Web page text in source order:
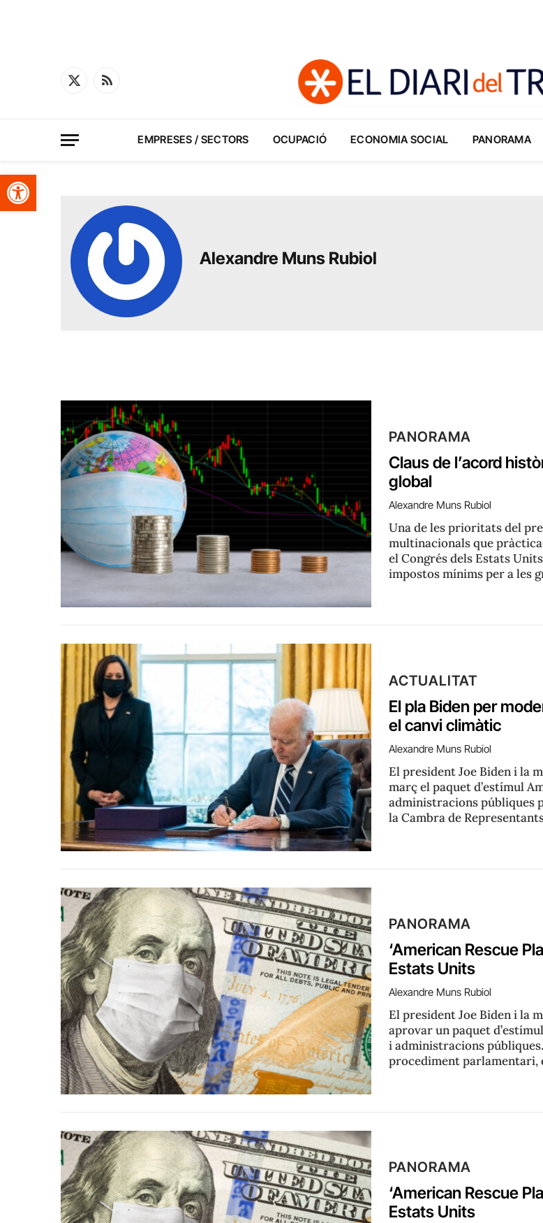
Obre la barra d'eines
X
RSS
EMPRESES / SECTORS OCUPACIÓ ECONOMIA SOCIAL PANORAMA
Alexandre Muns Rubiol
PANORAMA
Claus de l’acord
global
Alexandre Muns Rubiol
Una de les prioritats del
multinacionals que
el Congrés dels Estats
impostos mínims per a les
ACTUALITAT
El pla Biden per
el canvi climàtic
Alexandre Muns Rubiol
El president Joe Biden i la
març el paquet d’estímul
administracions públiques
la Cambra de
PANORAMA
‘American Rescue
Estats Units
Alexandre Muns Rubiol
El president Joe Biden i la
aprovar un paquet
i administracions
procediment parlamentari,
PANORAMA
‘American Rescue
Estats Units